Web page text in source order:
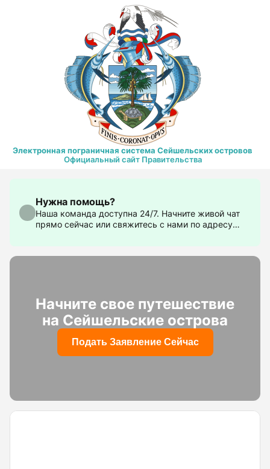
Электронная пограничная система Сейшельских островов
Официальный сайт Правительства
Нужна помощь?
Наша команда доступна 24/7. Начните живой чат
прямо сейчас или свяжитесь с нами по адресу
Начните свое путешествие
на Сейшельские острова
Подать Заявление Сейчас